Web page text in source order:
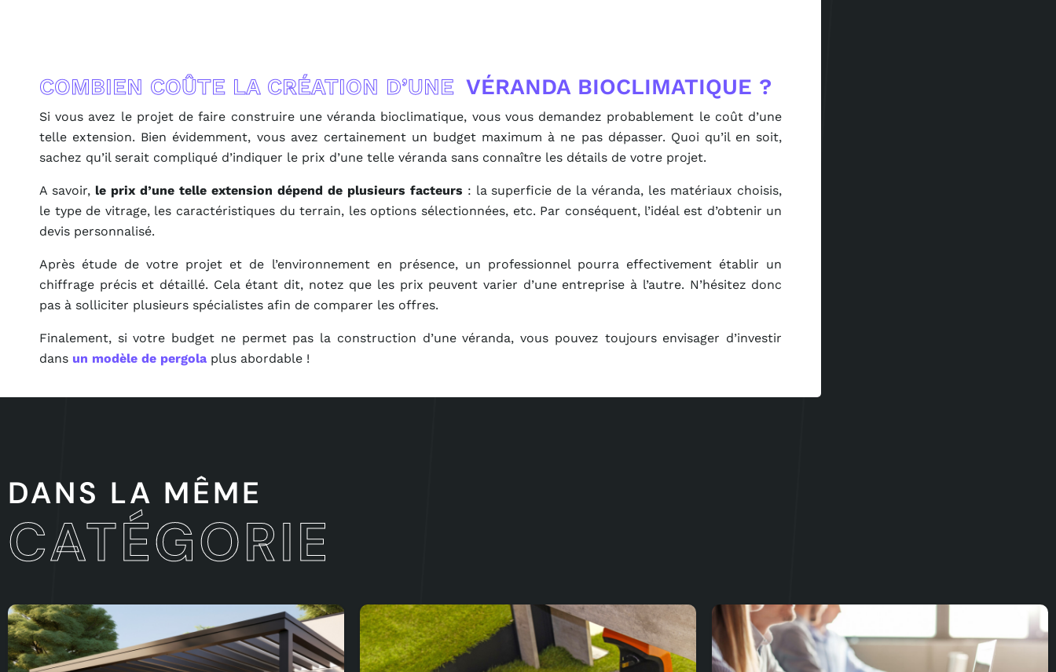
COMBIEN COÛTE LA CRÉATION D’UNE VÉRANDA BIOCLIMATIQUE ?
Si vous avez le projet de faire construire une véranda bioclimatique, vous vous demandez probablement le coût d’une
telle extension. Bien évidemment, vous avez certainement un budget maximum à ne pas dépasser. Quoi qu’il en soit,
sachez qu’il serait compliqué d’indiquer le prix d’une telle véranda sans connaître les détails de votre projet.
A savoir, le prix d’une telle extension dépend de plusieurs facteurs : la superficie de la véranda, les matériaux choisis,
le type de vitrage, les caractéristiques du terrain, les options sélectionnées, etc. Par conséquent, l’idéal est d’obtenir un
devis personnalisé.
Après étude de votre projet et de l’environnement en présence, un professionnel pourra effectivement établir un
chiffrage précis et détaillé. Cela étant dit, notez que les prix peuvent varier d’une entreprise à l’autre. N’hésitez donc
pas à solliciter plusieurs spécialistes afin de comparer les offres.
Finalement, si votre budget ne permet pas la construction d’une véranda, vous pouvez toujours envisager d’investir
dans un modèle de pergola plus abordable !
DANS LA MÊME
CATÉGORIE